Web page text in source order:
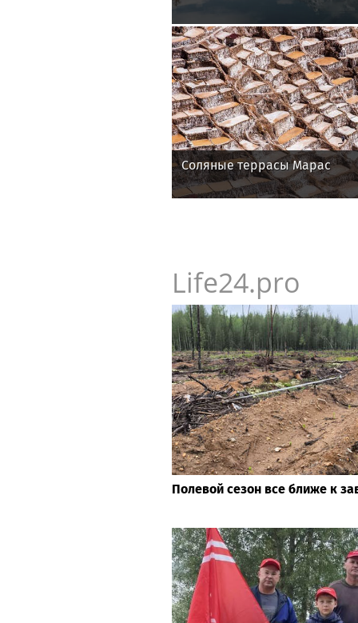
Соляные террасы Марас
Life24.pro
Полевой сезон все ближе к